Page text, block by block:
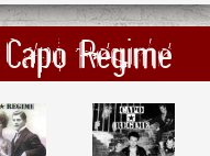
Regime